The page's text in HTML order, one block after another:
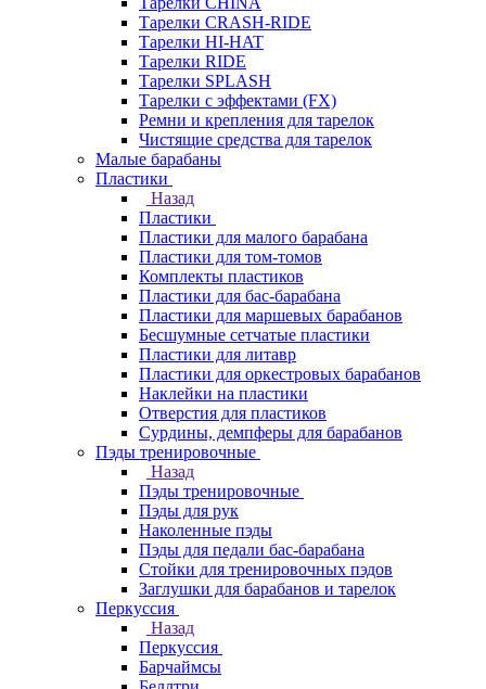
Тарелки CRASH-RIDE
Тарелки HI-HAT
Тарелки RIDE
Тарелки SPLASH
Тарелки с эффектами (FX)
Ремни и крепления для тарелок
Чистящие средства для тарелок
Малые барабаны
Пластики
Назад
Пластики
Пластики для малого барабана
Пластики для том-томов
Комплекты пластиков
Пластики для бас-барабана
Пластики для маршевых барабанов
Бесшумные сетчатые пластики
Пластики для литавр
Пластики для оркестровых барабанов
Наклейки на пластики
Отверстия для пластиков
Сурдины, демпферы для барабанов
Пэды тренировочные
Назад
Пэды тренировочные
Пэды для рук
Наколенные пэды
Пэды для педали бас-барабана
Стойки для тренировочных пэдов
Заглушки для барабанов и тарелок
Перкуссия
Назад
Перкуссия
Барчаймсы